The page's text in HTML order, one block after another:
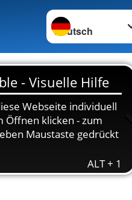
Sprache wechseln zu